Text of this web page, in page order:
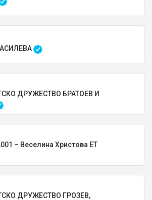
ДРУЖЕСТВО БРАТОЕВ И
– Веселина Христова ЕТ
ДРУЖЕСТВО ГРОЗЕВ,